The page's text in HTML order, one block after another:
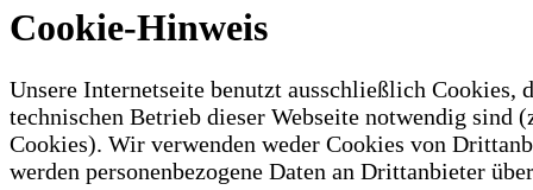
Cookie-Hinweis
Unsere Internetseite benutzt ausschließlich Cookies,
technischen Betrieb dieser Webseite notwendig sind
Cookies). Wir verwenden weder Cookies von
werden personenbezogene Daten an Drittanbieter